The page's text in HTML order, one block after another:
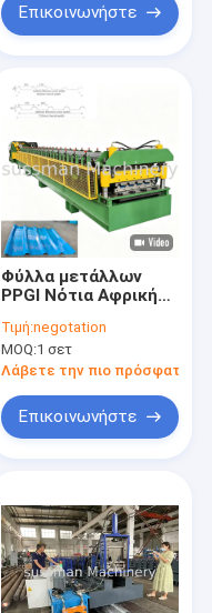
του σπιτιού
Επικοινωνήστε
Φύλλα μετάλλων
PPGI Νότια Αφρική
Τραπεζοειδής
Μηχανή
Διαμόρφωσης Ρολών
Carport Εμπορικό
Κτίριο
Τιμή:negotation
MOQ:1 σετ
Λάβετε την πιο πρόσφατη
Επικοινωνήστε